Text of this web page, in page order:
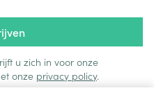
u zich in voor onze
onze privacy policy.